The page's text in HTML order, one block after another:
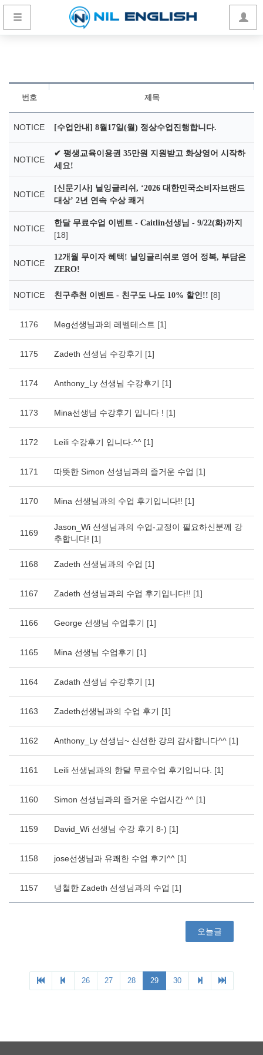
번호 제목
NOTICE [수업안내] 8월17일(월) 정상수업진행합니다.
NOTICE
✔ 평생교육이용권 35만원 지원받고 화상영어 시작하
세요!
NOTICE
[신문기사] 닐잉글리쉬, ‘2026 대한민국소비자브랜드
대상’ 2년 연속 수상 쾌거
NOTICE
한달 무료수업 이벤트 - Caitlin선생님 - 9/22(화)까지
[18]
NOTICE
12개월 무이자 혜택! 닐잉글리쉬로 영어 정복, 부담은
ZERO!
NOTICE 친구추천 이벤트 - 친구도 나도 10% 할인!! [8]
1176 Meg선생님과의 레벨테스트 [1]
1175 Zadeth 선생님 수강후기 [1]
1174 Anthony_Ly 선생님 수강후기 [1]
1173 Mina선생님 수강후기 입니다 ! [1]
1172 Leili 수강후기 입니다.^^ [1]
1171 따뜻한 Simon 선생님과의 즐거운 수업 [1]
1170 Mina 선생님과의 수업 후기입니다!! [1]
1169
Jason_Wi 선생님과의 수업-교정이 필요하신분께 강
추합니다! [1]
1168 Zadeth 선생님과의 수업 [1]
1167 Zadeth 선생님과의 수업 후기입니다!! [1]
1166 George 선생님 수업후기 [1]
1165 Mina 선생님 수업후기 [1]
1164 Zadath 선생님 수강후기 [1]
1163 Zadeth선생님과의 수업 후기 [1]
1162 Anthony_Ly 선생님~ 신선한 강의 감사합니다^^ [1]
1161 Leili 선생님과의 한달 무료수업 후기입니다. [1]
1160 Simon 선생님과의 즐거운 수업시간 ^^ [1]
1159 David_Wi 선생님 수강 후기 8-) [1]
1158 jose선생님과 유쾌한 수업 후기^^ [1]
1157 냉철한 Zadeth 선생님과의 수업 [1]
오늘글
26 27 28 29 30